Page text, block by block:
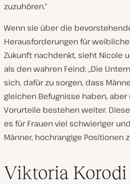
zuzuhören.“
Wenn sie über die
Herausforderungen für
Zukunft nachdenkt, sieht Nicole
als den wahren Feind: „Die
sich, dafür zu sorgen, dass
gleichen Befugnisse haben,
Vorurteile bestehen weiter.
es für Frauen viel schwieriger
Männer, hochrangige Positionen
Viktoria Korodi